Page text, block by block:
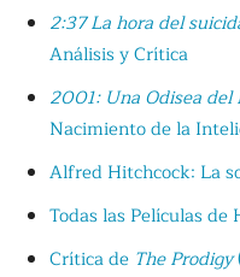
2:37 La hora del
Análisis y Crítica
2001: Una Odisea del
Nacimiento de la
Alfred Hitchcock: La
Todas las Películas de
Crítica de The Prodigy